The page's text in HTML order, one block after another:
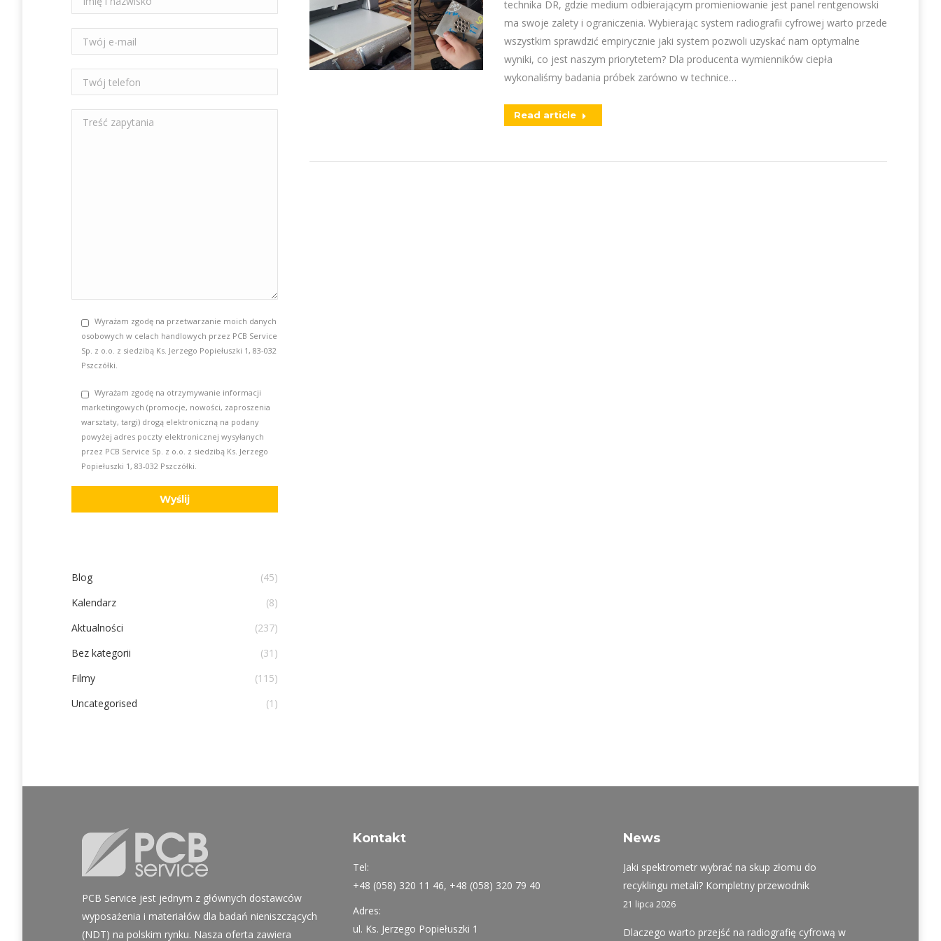
technika DR, gdzie medium odbierającym promieniowanie jest panel rentgenowski
ma swoje zalety i ograniczenia. Wybierając system radiografii cyfrowej warto przede
wszystkim sprawdzić empirycznie jaki system pozwoli uzyskać nam optymalne
wyniki, co jest naszym priorytetem? Dla producenta wymienników ciepła
wykonaliśmy badania próbek zarówno w technice…
Read article
Wyrażam zgodę na przetwarzanie moich danych
osobowych w celach handlowych przez PCB Service
Sp. z o.o. z siedzibą Ks. Jerzego Popiełuszki 1, 83-032
Pszczółki.
Wyrażam zgodę na otrzymywanie informacji
marketingowych (promocje, nowości, zaproszenia
warsztaty, targi) drogą elektroniczną na podany
powyżej adres poczty elektronicznej wysyłanych
przez PCB Service Sp. z o.o. z siedzibą Ks. Jerzego
Popiełuszki 1, 83-032 Pszczółki.
Blog
(45)
Kalendarz
(8)
Aktualności
(237)
Bez kategorii
(31)
Filmy
(115)
Uncategorised
(1)
PCB Service jest jednym z głównych dostawców
wyposażenia i materiałów dla badań nieniszczących
(NDT) na polskim rynku. Nasza oferta zawiera
Kontakt
Tel:
+48 (058) 320 11 46, +48 (058) 320 79 40
Adres:
ul. Ks. Jerzego Popiełuszki 1
News
Jaki spektrometr wybrać na skup złomu do
recyklingu metali? Kompletny przewodnik
21 lipca 2026
Dlaczego warto przejść na radiografię cyfrową w